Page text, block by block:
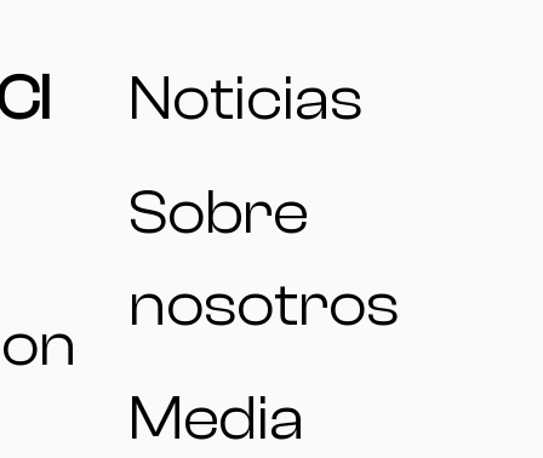
Noticias
Sobre
nosotros
Media